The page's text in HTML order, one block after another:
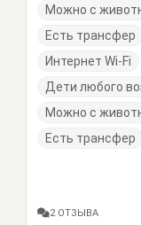
Можно с
Есть трансфер
Интернет Wi-Fi
Дети любого
Можно с
Есть трансфер
2 ОТЗЫВА